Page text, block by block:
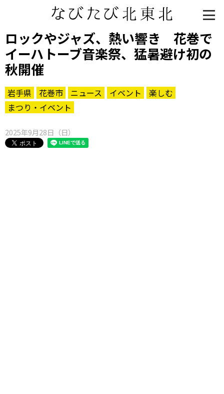
ロックやジャズ、熱い響き 花巻で
イーハトーブ音楽祭、猛暑避け初の
秋開催
岩手県 花巻市 ニュース イベント
楽しむ
まつり・イベント
2025年9月28日（日）
知る一覧
世界遺産
文化・歴史
パワースポット
ミステリー